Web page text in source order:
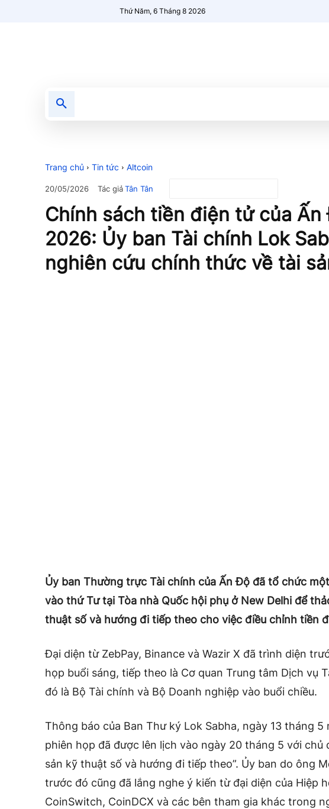
Thứ Năm, 6 Tháng 8 2026
Trang chủ Tin tức Altcoin
20/05/2026 Tác giảTân Tân
Chính sách tiền điện tử của Ấn
2026: Ủy ban Tài chính Lok
nghiên cứu chính thức về tài
Ủy ban Thường trực Tài chính của Ấn Độ đã tổ chức
vào thứ Tư tại Tòa nhà Quốc hội phụ ở New Delhi để
thuật số và hướng đi tiếp theo cho việc điều chỉnh tiền
Đại diện từ ZebPay, Binance và Wazir X đã trình diện
họp buổi sáng, tiếp theo là Cơ quan Trung tâm Dịch vụ
đó là Bộ Tài chính và Bộ Doanh nghiệp vào buổi chiều.
Thông báo của Ban Thư ký Lok Sabha, ngày 13 tháng 5
phiên họp đã được lên lịch vào ngày 20 tháng 5 với chủ
sản kỹ thuật số và hướng đi tiếp theo”. Ủy ban do ông
trước đó cũng đã lắng nghe ý kiến ​​từ đại diện của Hiệp
CoinSwitch, CoinDCX và các bên tham gia khác trong